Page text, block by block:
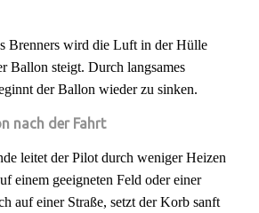
Brenners wird die Luft in der Hülle
Ballon steigt. Durch langsames
der Ballon wieder zu sinken.
nach der Fahrt
leitet der Pilot durch weniger Heizen
einem geeigneten Feld oder einer
auf einer Straße, setzt der Korb sanft